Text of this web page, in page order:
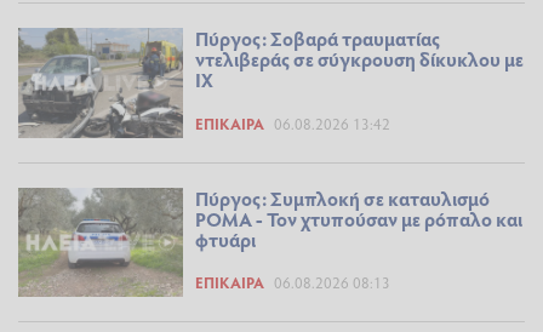
Πύργος: Σοβαρά τραυματίας
ντελιβεράς σε σύγκρουση δίκυκλου με
ΙΧ
ΕΠΊΚΑΙΡΑ 06.08.2026 13:42
Πύργος: Συμπλοκή σε καταυλισμό
ΡΟΜΑ - Τον χτυπούσαν με ρόπαλο και
φτυάρι
ΕΠΊΚΑΙΡΑ 06.08.2026 08:13